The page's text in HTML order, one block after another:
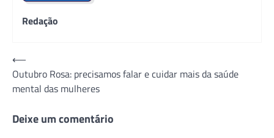
Redação
Navegação
de
Post
⟵
Outubro Rosa: precisamos falar e cuidar mais da saúde
mental das mulheres
Deixe um comentário